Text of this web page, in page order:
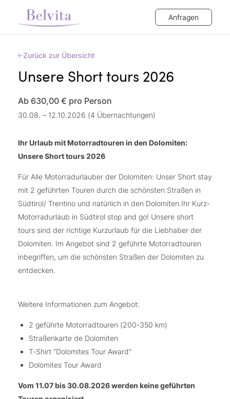
Anfragen
Zurück zur Übersicht
Unsere Short tours 2026
Ab 630,00 € pro Person
30.08. – 12.10.2026 (4 Übernachtungen)
Ihr Urlaub mit Motorradtouren in den Dolomiten:
Unsere Short tours 2026
Für Alle Motorradurlauber der Dolomiten: Unser Short stay
mit 2 geführten Touren durch die schönsten Straßen in
Südtirol/ Trentino und natürlich in den Dolomiten.Ihr Kurz-
Motorradurlaub in Südtirol stop and go! Unsere short
tours sind der richtige Kurzurlaub für die Liebhaber der
Dolomiten. Im Angebot sind 2 geführte Motorradtouren
inbegriffen, um die schönsten Straßen der Dolomiten zu
entdecken.
Weitere Informationen zum Angebot:​
2 geführte Motorradtouren (200-350 km)
Straßenkarte de Dolomiten
T-Shirt "Dolomites Tour Award"
Dolomites Tour Award
Vom 11.07 bis 30.08.2026 werden keine geführten